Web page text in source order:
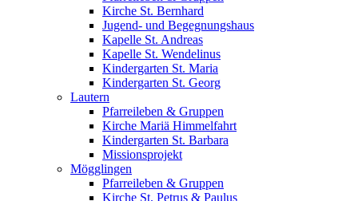
Kirche St. Bernhard
Jugend- und Begegnungshaus
Kapelle St. Andreas
Kapelle St. Wendelinus
Kindergarten St. Maria
Kindergarten St. Georg
Lautern
Pfarreileben & Gruppen
Kirche Mariä Himmelfahrt
Kindergarten St. Barbara
Missionsprojekt
Mögglingen
Pfarreileben & Gruppen
Kirche St. Petrus & Paulus